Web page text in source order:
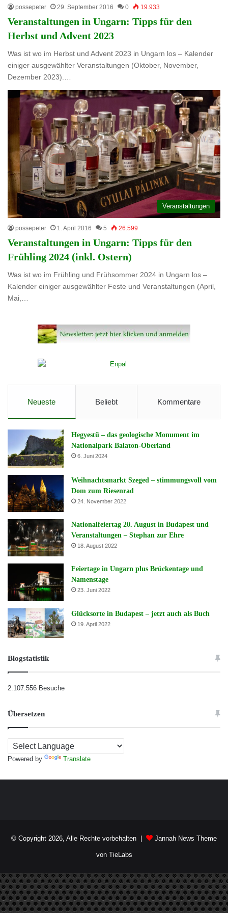
possepeter 29. September 2016 0 19.933
Veranstaltungen in Ungarn: Tipps für den
Herbst und Advent 2023
Was ist wo im Herbst und Advent 2023 in Ungarn los – Kalender
einiger ausgewählter Veranstaltungen (Oktober, November,
Dezember 2023).…
Veranstaltungen
possepeter 1. April 2016 5 26.599
Veranstaltungen in Ungarn: Tipps für den
Frühling 2024 (inkl. Ostern)
Was ist wo im Frühling und Frühsommer 2024 in Ungarn los –
Kalender einiger ausgewählter Feste und Veranstaltungen (April,
Mai,…
Neueste Beliebt Kommentare
Hegyestű – das geologische Monument im
Nationalpark Balaton-Oberland
6. Juni 2024
Weihnachtsmarkt Szeged – stimmungsvoll vom
Dom zum Riesenrad
24. November 2022
Nationalfeiertag 20. August in Budapest und
Veranstaltungen – Stephan zur Ehre
18. August 2022
Feiertage in Ungarn plus Brückentage und
Namenstage
23. Juni 2022
Glücksorte in Budapest – jetzt auch als Buch
19. April 2022
Blogstatistik
2.107.556 Besuche
Übersetzen
Powered by Translate
© Copyright 2026, Alle Rechte vorbehalten | Jannah News Theme
von TieLabs